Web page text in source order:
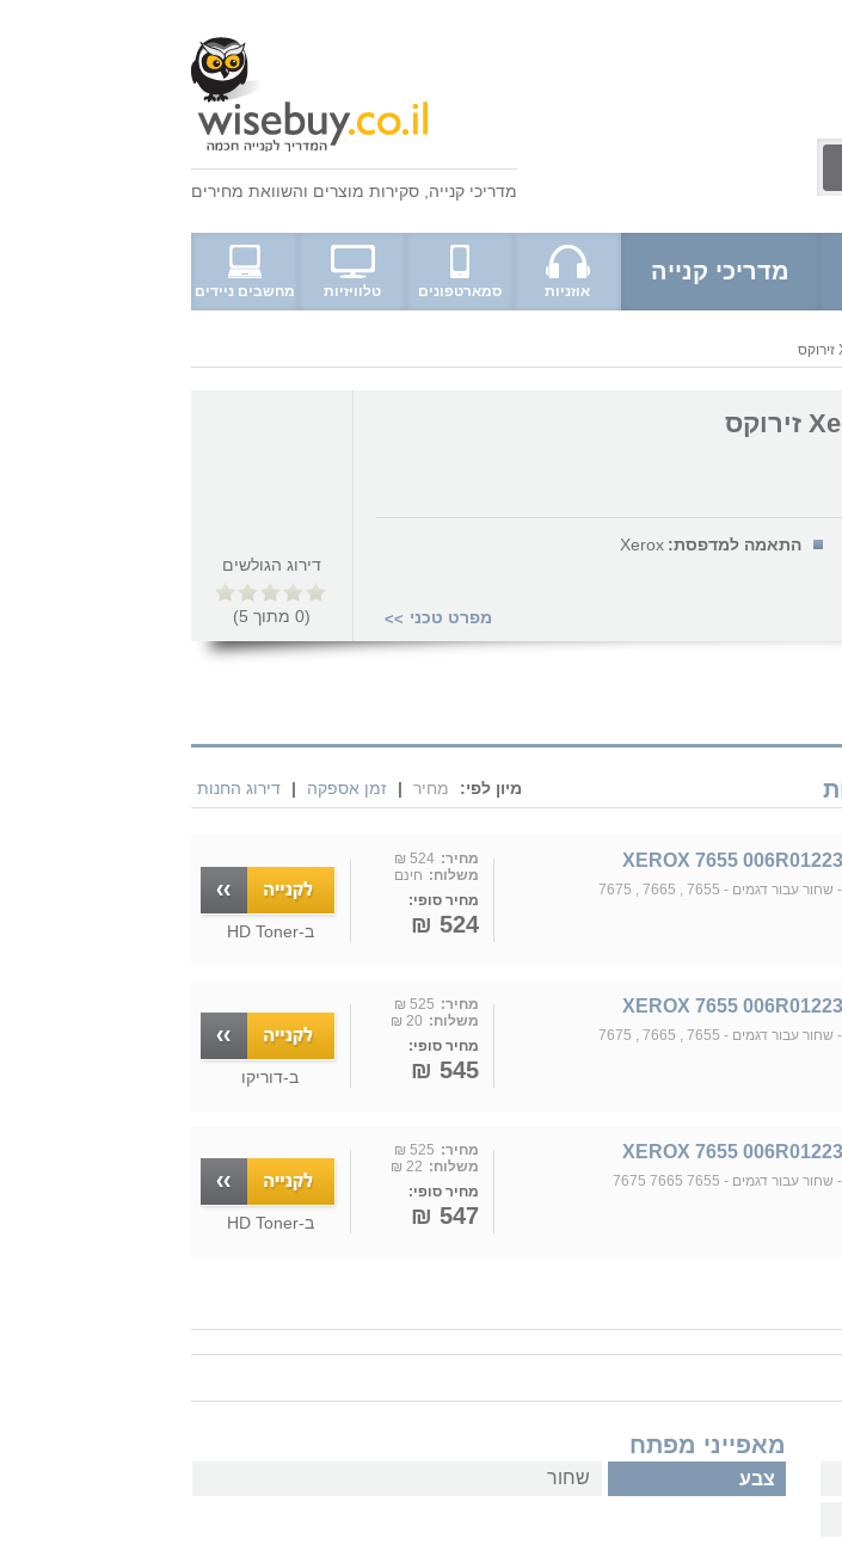
מדריכי קנייה סקירות מוצרים והשוואת מחירים
מדריכי קנייה
אוזניות סמארטפונים טלוויזיות מחשבים ניידים
התאמה למדפסת: Xerox
מפרט טכני >>
דירוג הגולשים
(
0 מתוך 5
)
מיון לפי: מחיר | זמן אספקה | דירוג החנות
מחיר: 524 ₪
משלוח: חינם
מחיר סופי:
524 ₪ ב-HD Toner
מחיר: 525 ₪
משלוח: 20 ₪
מחיר סופי:
545 ₪ ב-דוריקו
מחיר: 525 ₪
משלוח: 22 ₪
מחיר סופי:
547 ₪ ב-HD Toner
מאפייני מפתח
צבע שחור